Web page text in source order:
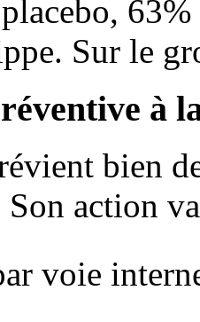
Sur le
à
bien
Son action
voie